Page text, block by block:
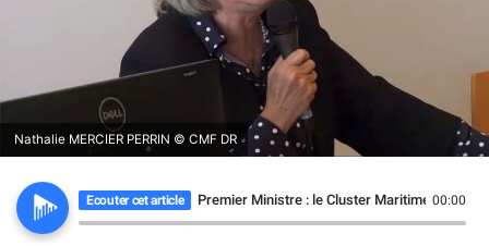
Nathalie MERCIER PERRIN © CMF DR
Ecouter cet article Premier Ministre : le Cluster Maritime 00:00